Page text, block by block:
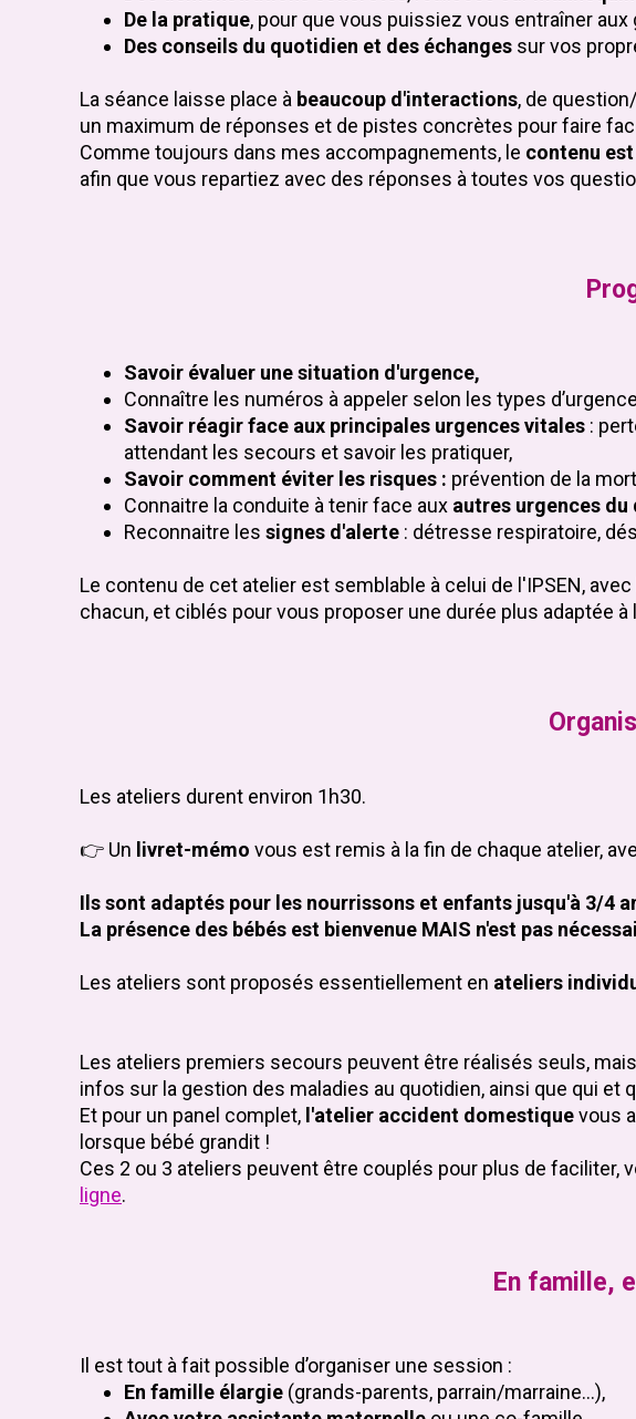
De la pratique, pour que vous puissiez vous entraîner aux
Des conseils du quotidien et des échanges sur vos
La séance laisse place à beaucoup d'interactions, de
un maximum de réponses et de pistes concrètes pour faire
Comme toujours dans mes accompagnements, le contenu
afin que vous repartiez avec des réponses à toutes vos
Savoir évaluer une situation d'urgence,
Connaître les numéros à appeler selon les types
Savoir réagir face aux principales urgences vitales :
attendant les secours et savoir les pratiquer,
Savoir comment éviter les risques : prévention de la
Connaitre la conduite à tenir face aux autres urgences
Reconnaitre les signes d'alerte : détresse respiratoire,
Le contenu de cet atelier est semblable à celui de l'IPSEN,
chacun, et ciblés pour vous proposer une durée plus adaptée à
Les ateliers durent environ 1h30.
👉 Un livret-mémo vous est remis à la fin de chaque atelier,
Ils sont adaptés pour les nourrissons et enfants jusqu'à 3/4
La présence des bébés est bienvenue MAIS n'est pas
Les ateliers sont proposés essentiellement en ateliers
Les ateliers premiers secours peuvent être réalisés seuls,
infos sur la gestion des maladies au quotidien, ainsi que qui
Et pour un panel complet, l'atelier accident domestiquevous
lorsque bébé grandit !
Ces 2 ou 3 ateliers peuvent être couplés pour plus de
ligne.
En famille,
Il est tout à fait possible d’organiser une session :
En famille élargie (grands-parents, parrain/marraine…),